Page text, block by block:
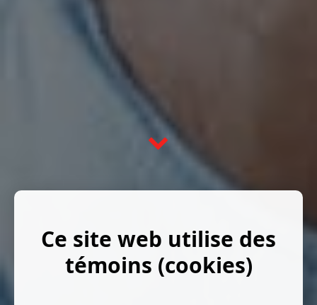
Ce site web utilise des
témoins (cookies)